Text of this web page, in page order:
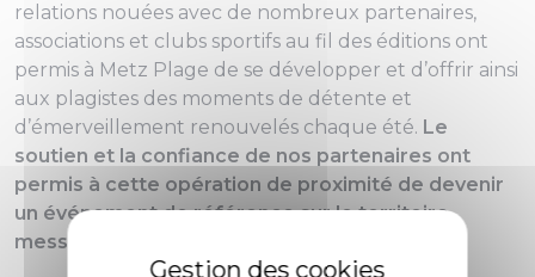
relations nouées avec de nombreux partenaires,
associations et clubs sportifs au fil des éditions ont
permis à Metz Plage de se développer et d’offrir ainsi
aux plagistes des moments de détente et
d’émerveillement renouvelés chaque été. Le
soutien et la confiance de nos partenaires ont
permis à cette opération de proximité de devenir
un événement de référence sur le territoire
messin.